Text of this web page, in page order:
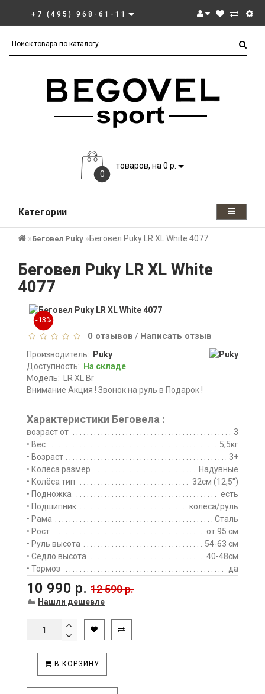
+7 (495) 968-61-11
0
товаров, на 0 р.
Категории
Беговел Puky Беговел Puky LR XL White 4077
Беговел Puky LR XL White
4077
-13%
0 отзывов / Написать отзыв
Производитель:
Puky
Доступность:
На складе
Модель:
LR XL Br
Внимание Акция ! Звонок на руль в Подарок !
Характеристики Беговела :
возраст от
3
• Вес
5,5кг
• Возраст
3+
• Колёса размер
Надувные
• Колёса тип
32см (12,5'')
• Подножка
есть
• Подшипник
колёса/руль
• Рама
Сталь
• Рост
от 95 см
• Руль высота
54-63 см
• Седло высота
40-48см
• Тормоз
да
10 990 р. 12 590 р.
Нашли дешевле
В КОРЗИНУ